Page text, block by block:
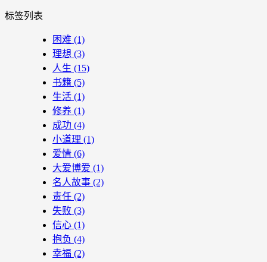
标签列表
困难 (1)
理想 (3)
人生 (15)
书籍 (5)
生活 (1)
修养 (1)
成功 (4)
小道理 (1)
爱情 (6)
大爱博爱 (1)
名人故事 (2)
责任 (2)
失败 (3)
信心 (1)
抱负 (4)
幸福 (2)